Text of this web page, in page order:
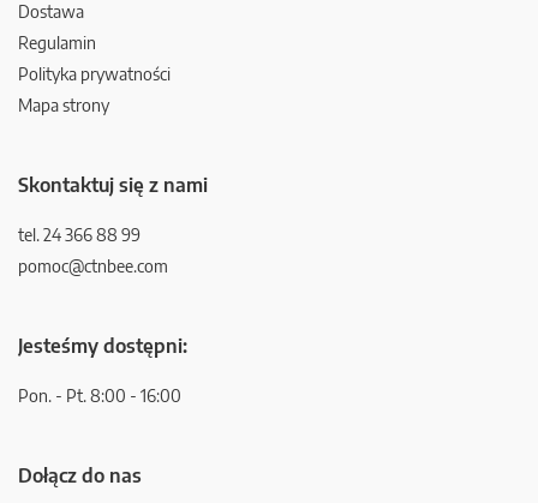
Dostawa
Regulamin
Polityka prywatności
Mapa strony
Skontaktuj się z nami
tel. 24 366 88 99
pomoc@ctnbee.com
Jesteśmy dostępni:
Pon. - Pt. 8:00 - 16:00
Dołącz do nas